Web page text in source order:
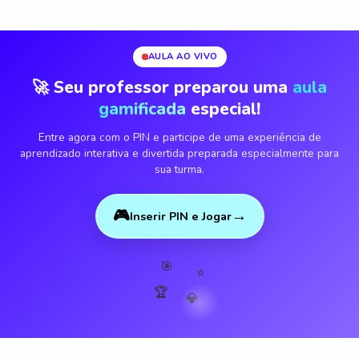
AULA AO VIVO
🚀 Seu professor preparou uma aula
gamificada especial!
Entre agora com o PIN e participe de uma experiência de
aprendizado interativa e divertida preparada especialmente para
sua turma.
🎮Inserir PIN e Jogar→
🎯
⭐
🏆
💎